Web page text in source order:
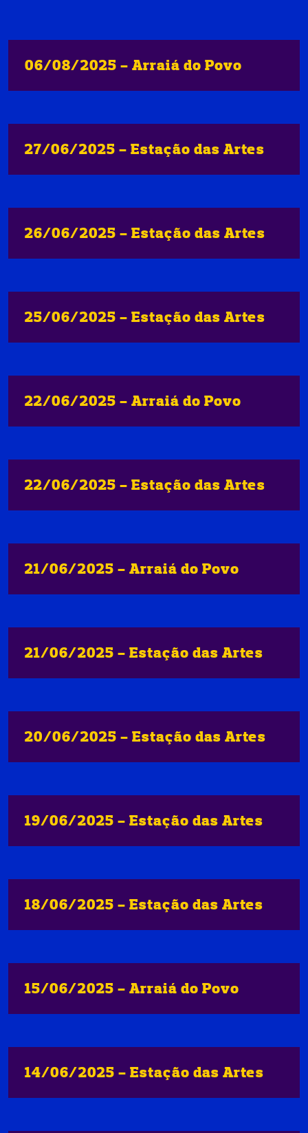
06/08/2025 - Arraiá do Povo
27/06/2025 - Estação das Artes
26/06/2025 - Estação das Artes
25/06/2025 - Estação das Artes
22/06/2025 - Arraiá do Povo
22/06/2025 - Estação das Artes
21/06/2025 - Arraiá do Povo
21/06/2025 - Estação das Artes
20/06/2025 - Estação das Artes
19/06/2025 - Estação das Artes
18/06/2025 - Estação das Artes
15/06/2025 - Arraiá do Povo
14/06/2025 - Estação das Artes